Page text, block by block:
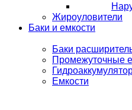
Жироуловители
Баки и емкости
Баки
Промежуточные
Емкости